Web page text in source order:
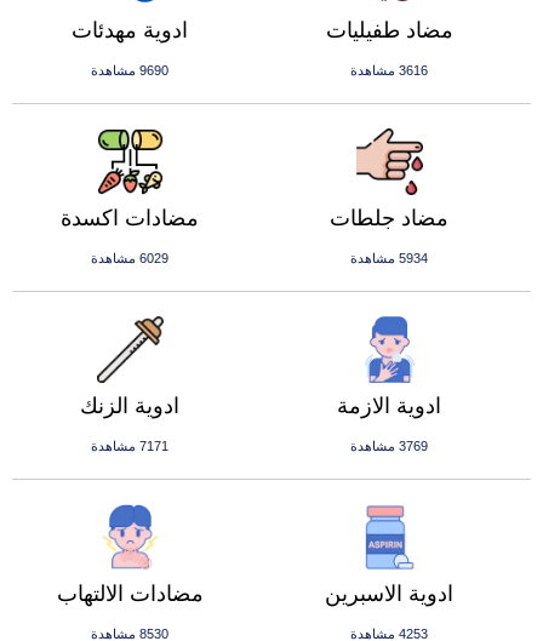
ادوية مهدئات
9690 مشاهدة
مضاد طفيليات
3616 مشاهدة
مضادات اكسدة
6029 مشاهدة
مضاد جلطات
5934 مشاهدة
ادوية الزنك
7171 مشاهدة
ادوية الازمة
3769 مشاهدة
مضادات الالتهاب
8530 مشاهدة
ادوية الاسبرين
4253 مشاهدة